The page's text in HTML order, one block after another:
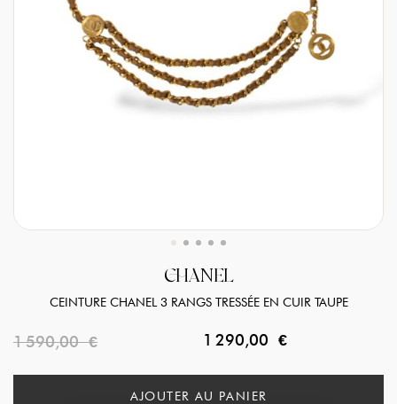
CHANEL
CEINTURE CHANEL 3 RANGS TRESSÉE EN CUIR TAUPE
1 290,00 €
1 590,00 €
AJOUTER AU PANIER